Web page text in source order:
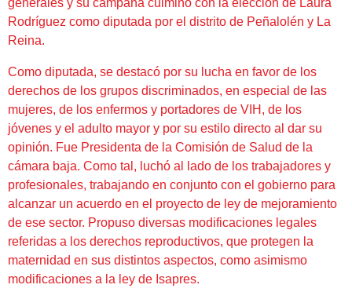
generales y su campaña culminó con la elección de Laura
Rodríguez como diputada por el distrito de Peñalolén y La
Reina.
Como diputada, se destacó por su lucha en favor de los
derechos de los grupos discriminados, en especial de las
mujeres, de los enfermos y portadores de VIH, de los
jóvenes y el adulto mayor y por su estilo directo al dar su
opinión. Fue Presidenta de la Comisión de Salud de la
cámara baja. Como tal, luchó al lado de los trabajadores y
profesionales, trabajando en conjunto con el gobierno para
alcanzar un acuerdo en el proyecto de ley de mejoramiento
de ese sector. Propuso diversas modificaciones legales
referidas a los derechos reproductivos, que protegen la
maternidad en sus distintos aspectos, como asimismo
modificaciones a la ley de Isapres.